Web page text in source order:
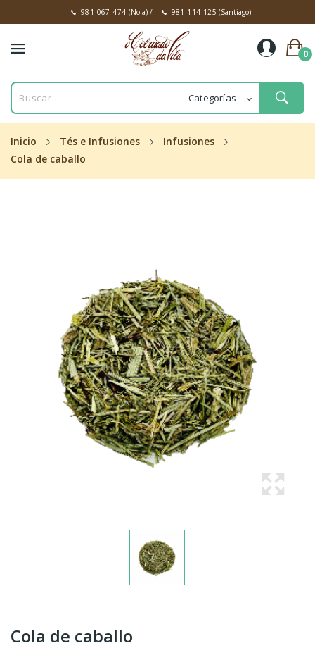
981 067 474 (Noia)/ 981 114 125 (Santiago)
0
Inicio Tés e Infusiones
Infusiones
Cola de caballo
Cola de caballo